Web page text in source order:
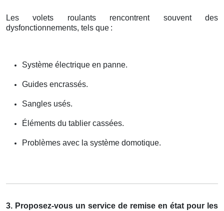
Les volets roulants rencontrent souvent des
dysfonctionnements, tels que :
Système électrique en panne.
Guides encrassés.
Sangles usés.
Éléments du tablier cassées.
Problèmes avec la système domotique.
3. Proposez-vous un service de remise en état pour les